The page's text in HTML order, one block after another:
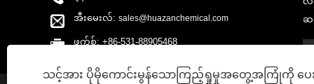
အီးမေးလ်: sales@huazanchemical.com
ဖက်စ်: +86-531-88905468
ဆ
သင့်အား ပိုမိုကောင်းမွန်သောကြည့်ရှုမှုအတွေ့အကြုံကို ပေ